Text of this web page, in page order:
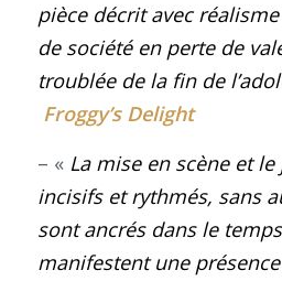
pièce décrit avec
de société en perte de
troublée de la fin de
Froggy’s Delight
– « La mise en scène et
incisifs et rythmés, sans
sont ancrés dans le
manifestent une